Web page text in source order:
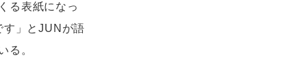
る表紙になっ
す」とJUNが語
る。